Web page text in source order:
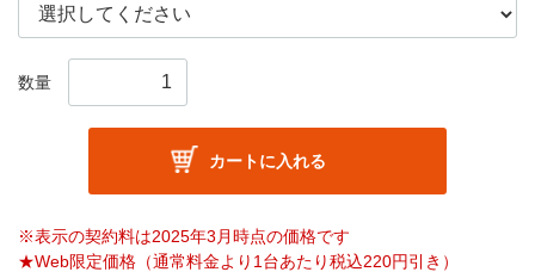
数量
カートに入れる
※表示の契約料は2025年3月時点の価格です
★Web限定価格（通常料金より1台あたり税込220円引き）